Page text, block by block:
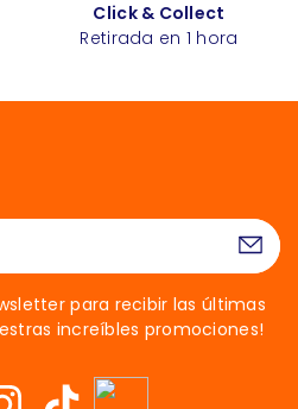
Click & Collect
Retirada en 1 hora
para recibir las últimas
increíbles promociones!